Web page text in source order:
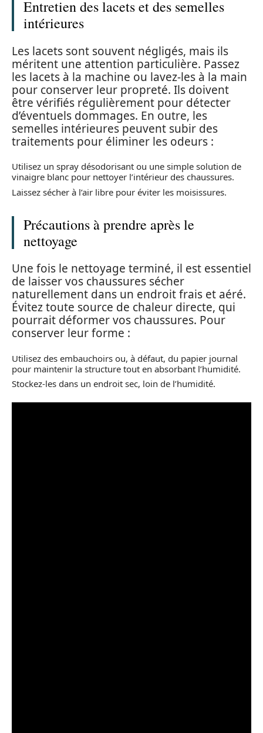
Entretien des lacets et des semelles
intérieures
Les lacets sont souvent négligés, mais ils
méritent une attention particulière. Passez
les lacets à la machine ou lavez-les à la main
pour conserver leur propreté. Ils doivent
être vérifiés régulièrement pour détecter
d’éventuels dommages. En outre, les
semelles intérieures peuvent subir des
traitements pour éliminer les odeurs :
Utilisez un spray désodorisant ou une simple solution de
vinaigre blanc pour nettoyer l’intérieur des chaussures.
Laissez sécher à l’air libre pour éviter les moisissures.
Précautions à prendre après le
nettoyage
Une fois le nettoyage terminé, il est essentiel
de laisser vos chaussures sécher
naturellement dans un endroit frais et aéré.
Évitez toute source de chaleur directe, qui
pourrait déformer vos chaussures. Pour
conserver leur forme :
Utilisez des embauchoirs ou, à défaut, du papier journal
pour maintenir la structure tout en absorbant l’humidité.
Stockez-les dans un endroit sec, loin de l’humidité.